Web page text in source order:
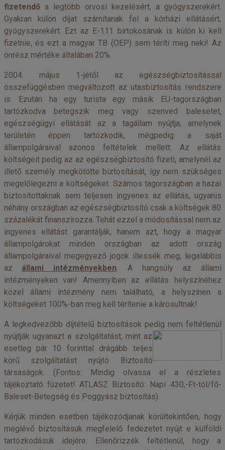
fizetendőa legtöbb orvosi kezelésért, a gyógyszerekért.
Gyakran külön díjat számítanak fel a kórházi ellátásért,
gyógyszerekért. Ezt az E-111 birtokosának is külön ki kell
fizetnie, és ezt a magyar TB (OEP) sem téríti meg neki! Az
önrész mértéke általában 20%.
2004. május 1-jétől az egészségbiztosítással
összefüggésben megváltozott az utasbiztosítás rendszere
is. Ezután ha egy turista egy másik EU-tagországban
tartózkodva betegszik meg vagy szenved balesetet,
egészségügyi ellátását az a tagállam nyújtja, amelynek
területén éppen tartózkodik, mégpedig a saját
állampolgáraival azonos feltételek mellett. Az ellátás
költségeit pedig az az egészségbiztosító fizeti, amelynél az
illető személy megkötötte biztosítását, így nem szükséges
megelőlegezni a költségeket. Számos tagországban a hazai
biztosítottaknak sem teljesen ingyenes az ellátás, ugyanis
néhány országban az egészségbiztosító csak a költségek 80
százalékát finanszírozza. Tehát ezzel a módosítással nem az
ingyenes ellátást garantálják, hanem azt, hogy a magyar
állampolgárokat minden országban az adott ország
állampolgáraival megegyező jogok illessék meg, legalábbis
az állami intézményekben . A hangsúly az állami
intézményeken van! Amennyiben az ellátás helyszínéhez
közel állami intézmény nem található, a helyszínen a
költségeket 100%-ban meg kell térítenie a károsultnak!
A legkedvezőbb díjtételű biztosítások pedig nem feltétlenül
nyújtják ugyanazt a szolgáltatást, mint az
esetleg pár 10 forinttal drágább teljes
körű szolgáltatást nyújtó Biztosító
társaságok. (Fontos: Mindig olvassa el a részletes
tájékoztató füzetet! ATLASZ Biztosító: Napi 430,-Ft-tól/fő-
Baleset-Betegség és Poggyász biztosítás)
Kérjük minden esetben tájékozódjanak körültekintően, hogy
meglévő biztosításuk megfelelő fedezetet nyújt e külföldi
tartózkodásuk idejére. Ellenőrizzék feltétlenül, hogy a